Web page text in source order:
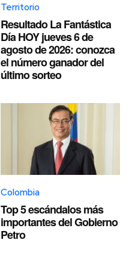
Territorio
Resultado La Fantástica
Día HOY jueves 6 de
agosto de 2026: conozca
el número ganador del
último sorteo
Colombia
Top 5 escándalos más
importantes del Gobierno
Petro